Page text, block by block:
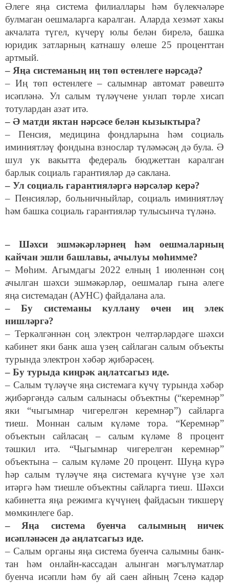
Әлеге яңа система филиаллары һәм бүлекчәләре
булмаган оешмаларга каралган. Аларда хезмәт хакы
акчалата түгел, күчерү юлы белән бирелә, башка
юридик затларның катнашу өлеше 25 проценттан
артмый.
– Яңа системаның иң төп өстенлеге нәрсәдә?
– Иң төп өстенлеге – салымнар автомат рәвештә
исәпләнә. Ул салым түләүчене унлап төрле хисап
тотулардан азат итә.
– Ә матди яктан нәрсәсе белән кызыктыра?
– Пенсия, медицина фондларына һәм социаль
иминиятләү фондына взнослар түләмәсәң дә була. Ә
шул ук вакытта федераль бюджеттан каралган
барлык социаль гарантияләр дә саклана.
– Ул социаль гарантияләргә нәрсәләр керә?
– Пенсияләр, больничныйлар, социаль иминиятләү
һәм башка социаль гарантияләр тулысынча түләнә.
– Шәхси эшмәкәрләрнең һәм оешмаларның
кайчан эшли башлавы, ачылуы мөһимме?
– Мөһим. Агымдагы 2022 елның 1 июленнән соң
ачылган шәхси эшмәкәрләр, оешмалар гына әлеге
яңа системадан (АУНС) файдалана ала.
– Бу системаны куллану өчен иң элек
нишләргә?
– Теркәлгәннән соң электрон челтәрләрдәге шәхси
кабинет яки банк аша үзең сайлаган салым объекты
турында электрон хәбәр җибәрәсең.
– Бу турыда киңрәк аңлатсагыз иде.
– Салым түләүче яңа системага күчү турында хәбәр
җибәргәндә салым салынасы объектны (“керемнәр”
яки “чыгымнар чигерелгән керемнәр”) сайларга
тиеш. Моннан салым күләме тора. “Керемнәр”
объектын сайласаң – салым күләме 8 процент
тәшкил итә. “Чыгымнар чигерелгән керемнәр”
объектына – салым күләме 20 процент. Шуңа күрә
һәр салым түләүче яңа системага күчүне үзе хәл
итәргә һәм тиешле объектны сайларга тиеш. Шәхси
кабинетта яңа режимга күчүнең файдасын тикшерү
мөмкинлеге бар.
– Яңа система буенча салымның ничек
исәпләнәсен дә аңлатсагыз иде.
– Салым органы яңа система буенча салымны банк-
тан һәм онлайн-кассадан алынган мәгълүматлар
буенча исәпли һәм бу ай саен айның 7сенә кадәр